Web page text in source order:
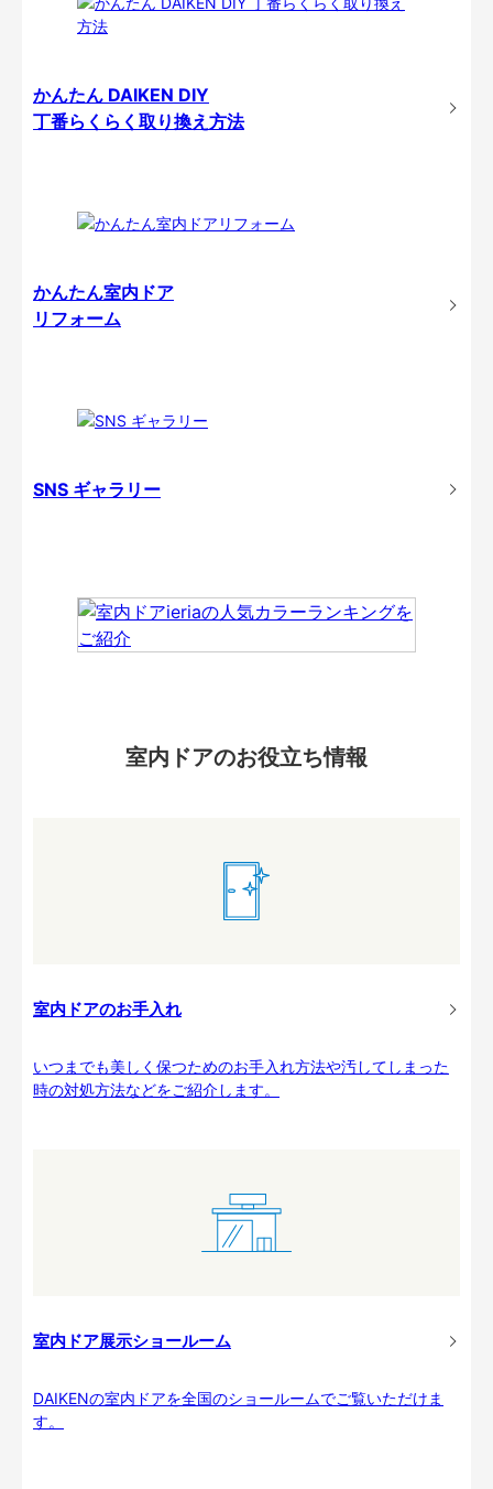
かんたん DAIKEN DIY
丁番らくらく取り換え方法
かんたん室内ドア
リフォーム
SNS ギャラリー
室内ドアのお役立ち情報
室内ドアのお手入れ
いつまでも美しく保つためのお手入れ方法や汚してしまった
時の対処方法などをご紹介します。
室内ドア展示ショールーム
DAIKENの室内ドアを全国のショールームでご覧いただけま
す。